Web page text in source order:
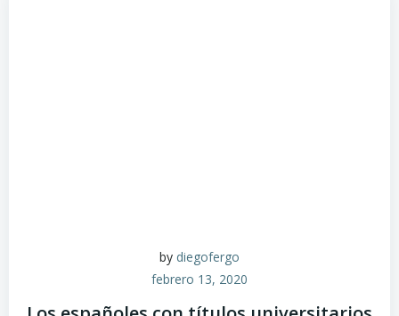
by diegofergo
febrero 13, 2020